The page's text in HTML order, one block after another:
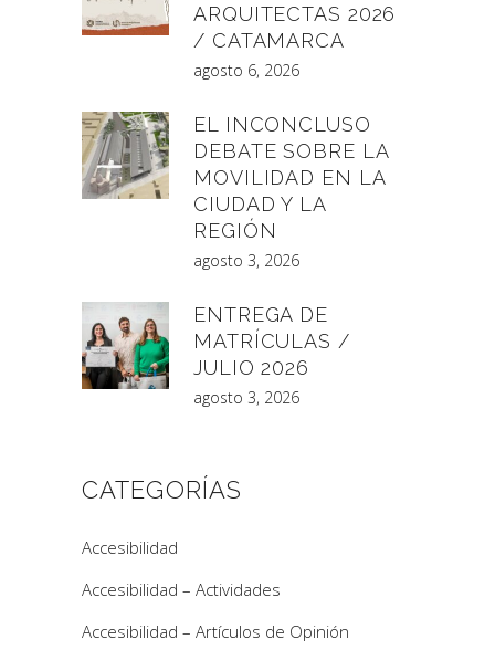
ARQUITECTAS 2026
/ CATAMARCA
agosto 6, 2026
EL INCONCLUSO
DEBATE SOBRE LA
MOVILIDAD EN LA
CIUDAD Y LA
REGIÓN
agosto 3, 2026
ENTREGA DE
MATRÍCULAS /
JULIO 2026
agosto 3, 2026
CATEGORÍAS
Accesibilidad
Accesibilidad – Actividades
Accesibilidad – Artículos de Opinión